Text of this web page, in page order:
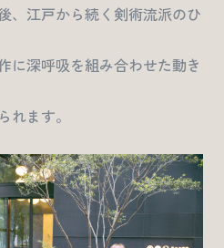
、江戸から続く剣術流派のひ
に深呼吸を組み合わせた動き
れます。